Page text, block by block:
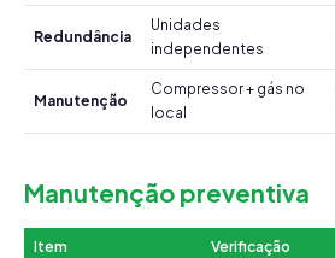
Redundância
Unidades
independentes
Manutenção
Compressor + gás no
local
Manutenção preventiva
Item Verificação